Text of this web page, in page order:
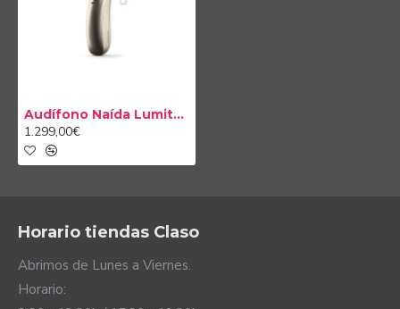
mucho mejor las conversas sea cual sea el ambiente
que te rodea.
Todos conocemos a alguien que habla más bajo
fuerza a las voces suaves o lejanas en los
ambientes más tranquilos. De esta manera, se
reduce el esfuerzo necesario para entender
principal, ya sea enfrente, a los lados o detrás.
De esta manera, al centrar sus micrófonos en la
Audífono Naída Lumity L30 PR
1.299,00€
Horario tiendas Claso
Abrimos de Lunes a Viernes.
Horario: